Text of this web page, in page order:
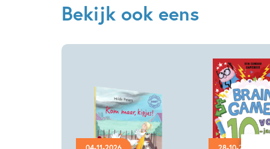
Bekijk ook eens